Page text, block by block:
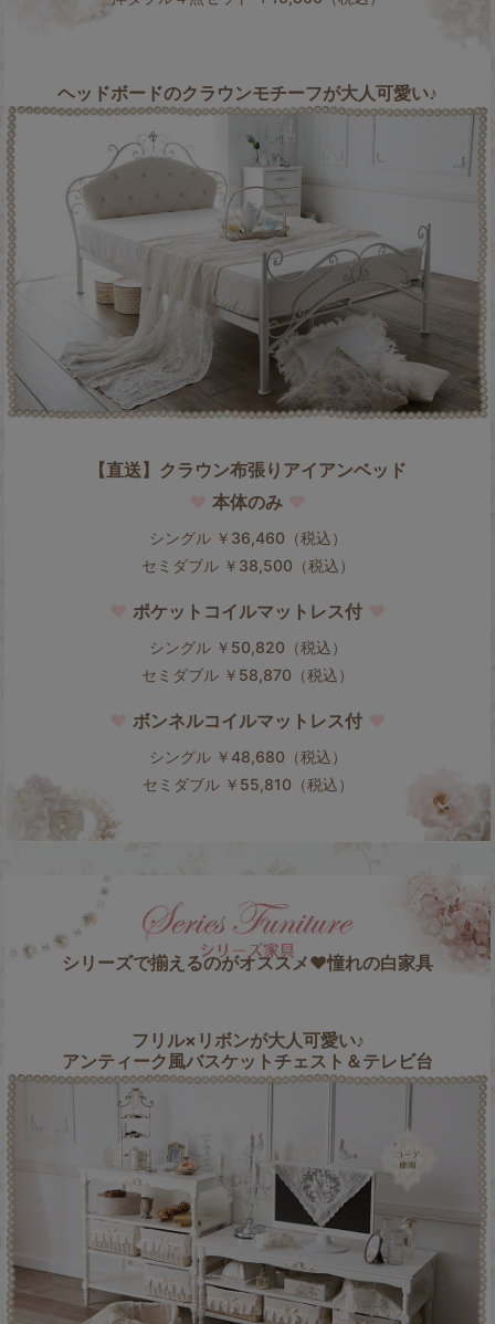
ヘッドボードのクラウンモチーフが大人可愛い♪
【直送】クラウン布張りアイアンベッド
本体のみ
シングル ￥36,460（税込）
セミダブル ￥38,500（税込）
ポケットコイルマットレス付
シングル ￥50,820（税込）
セミダブル ￥58,870（税込）
ボンネルコイルマットレス付
シングル ￥48,680（税込）
セミダブル ￥55,810（税込）
シリーズで揃えるのがオススメ♥憧れの白家具
フリル×リボンが大人可愛い♪
アンティーク風バスケットチェスト＆テレビ台